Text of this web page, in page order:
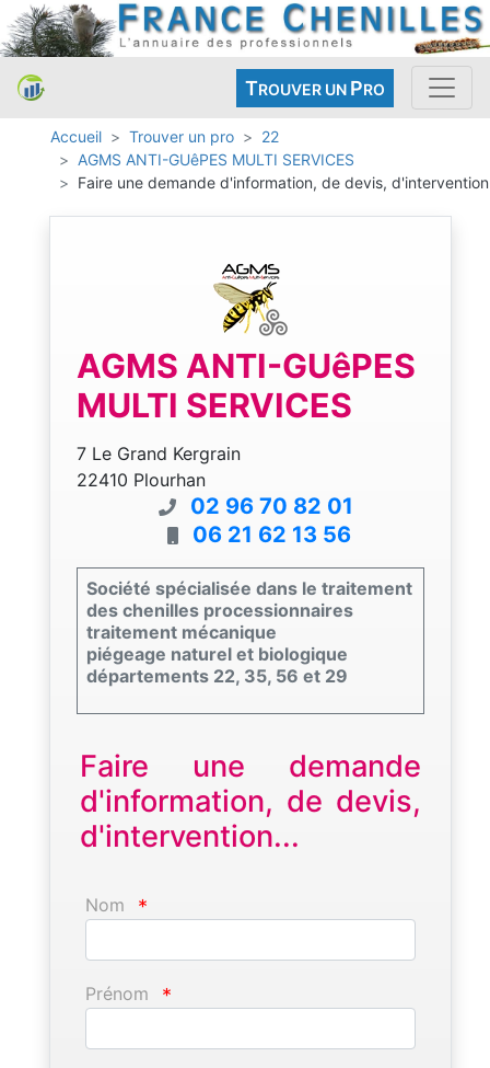
TROUVER UN PRO
Accueil Trouver un pro
22
AGMS ANTI-GUêPES MULTI SERVICES
Faire une demande d'information, de devis, d'intervention
AGMS ANTI-GUêPES
MULTI SERVICES
7 Le Grand Kergrain
22410 Plourhan
02 96 70 82 01
06 21 62 13 56
Société spécialisée dans le traitement
des chenilles processionnaires
traitement mécanique
piégeage naturel et biologique
départements 22, 35, 56 et 29
Faire une demande
d'information, de devis,
d'intervention...
Nom *
Prénom *